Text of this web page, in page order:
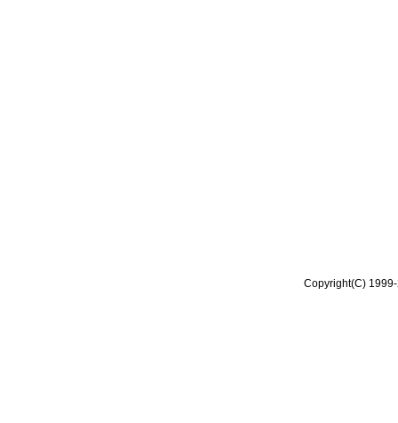
Copyright(C)